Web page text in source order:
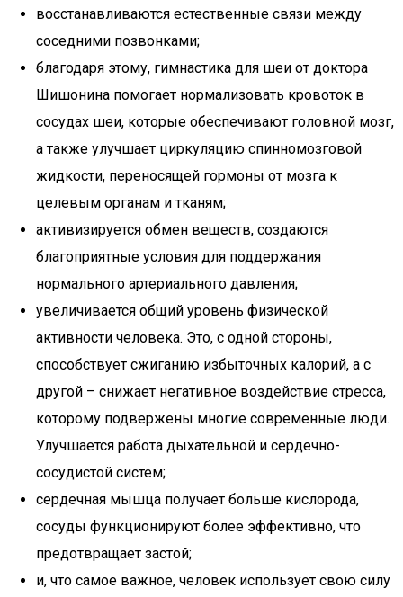
восстанавливаются естественные связи между
соседними позвонками;
благодаря этому, гимнастика для шеи от доктора
Шишонина помогает нормализовать кровоток в
сосудах шеи, которые обеспечивают головной мозг,
а также улучшает циркуляцию спинномозговой
жидкости, переносящей гормоны от мозга к
целевым органам и тканям;
активизируется обмен веществ, создаются
благоприятные условия для поддержания
нормального артериального давления;
увеличивается общий уровень физической
активности человека. Это, с одной стороны,
способствует сжиганию избыточных калорий, а с
другой – снижает негативное воздействие стресса,
которому подвержены многие современные люди.
Улучшается работа дыхательной и сердечно-
сосудистой систем;
сердечная мышца получает больше кислорода,
сосуды функционируют более эффективно, что
предотвращает застой;
и, что самое важное, человек использует свою силу